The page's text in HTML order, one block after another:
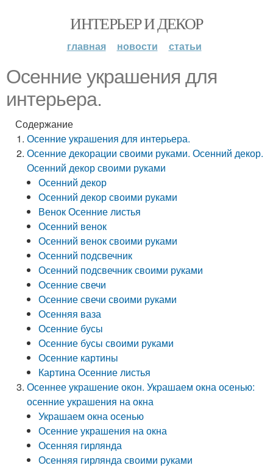
ИНТЕРЬЕР И ДЕКОР
главная новости статьи
Осенние украшения для
интерьера.
Содержание
Осенние украшения для интерьера.
Осенние декорации своими руками. Осенний декор.
Осенний декор своими руками
Осенний декор
Осенний декор своими руками
Венок Осенние листья
Осенний венок
Осенний венок своими руками
Осенний подсвечник
Осенний подсвечник своими руками
Осенние свечи
Осенние свечи своими руками
Осенняя ваза
Осенние бусы
Осенние бусы своими руками
Осенние картины
Картина Осенние листья
Осеннее украшение окон. Украшаем окна осенью:
осенние украшения на окна
Украшаем окна осенью
Осенние украшения на окна
Осенняя гирлянда
Осенняя гирлянда своими руками